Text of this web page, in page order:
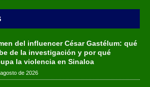
del influencer César Gastélum: qué
de la investigación y por qué
la violencia en Sinaloa
de 2026